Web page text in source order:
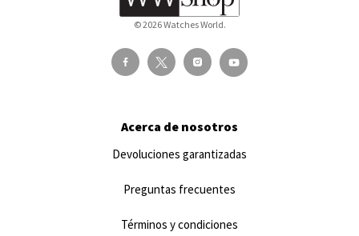
© 2026 Watches World.
Acerca de nosotros
Devoluciones garantizadas
Preguntas frecuentes
Términos y condiciones